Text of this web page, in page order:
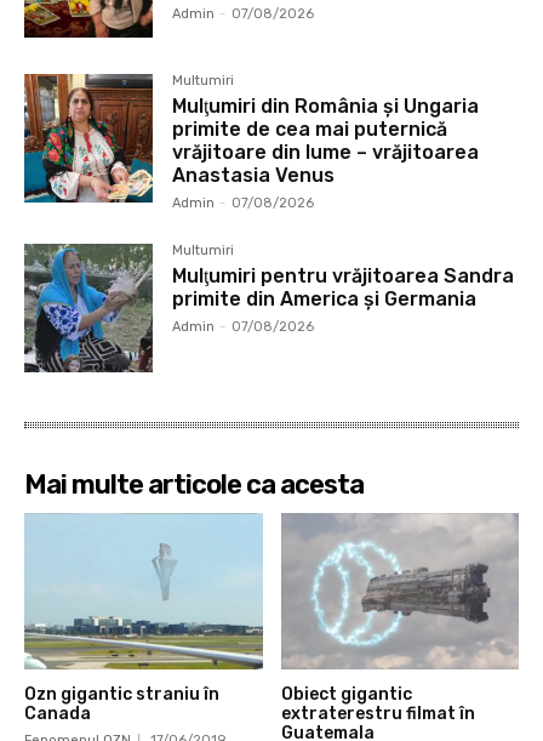
Admin - 07/08/2026
Multumiri
Mulţumiri din România și Ungaria
primite de cea mai puternică
vrăjitoare din lume – vrăjitoarea
Anastasia Venus
Admin - 07/08/2026
Multumiri
Mulţumiri pentru vrăjitoarea Sandra
primite din America și Germania
Admin - 07/08/2026
Mai multe articole ca acesta
Ozn gigantic straniu în
Canada
Obiect gigantic
extraterestru filmat în
Guatemala